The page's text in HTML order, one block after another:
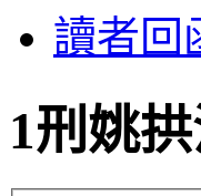
讀者回
1刑姚